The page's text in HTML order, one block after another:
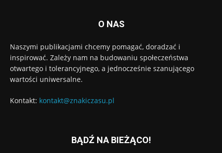
O NAS
Naszymi publikacjami chcemy pomagać, doradzać i
inspirować. Zależy nam na budowaniu społeczeństwa
otwartego i tolerancyjnego, a jednocześnie szanującego
wartości uniwersalne.
Kontakt: kontakt@znakiczasu.pl
BĄDŹ NA BIEŻĄCO!